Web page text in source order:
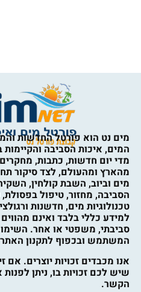
מים נט הוא פורטל החדשות
המים, איכות הסביבה
מדי יום חדשות, כתבות,
מהארץ ומהעולם, לצד סיקור
מים וביוב, השבת קולחין,
הסביבה, מחזור, טיפול
טכנולוגיות מים, חדשנות
למידע כללי בלבד ואינם
סביבתי, משפטי או אחר.
המשתמש ובכפוף לתקנון האתר
אנו מכבדים זכויות יוצרים. אם
שיש לכם זכויות בו, ניתן
הקשר.